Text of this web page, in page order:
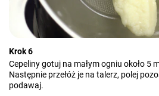
Krok 6
Cepeliny gotuj na małym ogniu około 5
Następnie przełóż je na talerz, polej
podawaj.